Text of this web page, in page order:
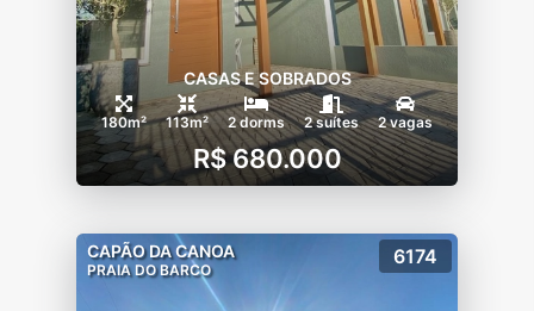
CASAS E SOBRADOS
180m² 113m² 2 dorms 2 suítes 2 vagas
R$ 680.000
CAPÃO DA CANOA
PRAIA DO BARCO
6174